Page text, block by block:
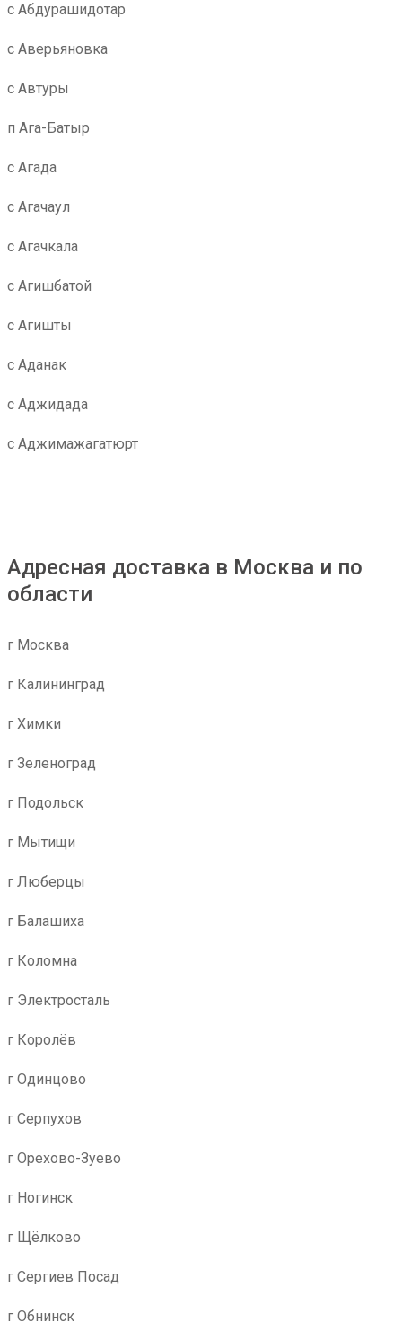
с Абдурашидотар
с Аверьяновка
с Автуры
п Ага-Батыр
с Агада
с Агачаул
с Агачкала
с Агишбатой
с Агишты
с Аданак
с Аджидада
с Аджимажагатюрт
Адресная доставка в Москва и по
области
г Москва
г Калининград
г Химки
г Зеленоград
г Подольск
г Мытищи
г Люберцы
г Балашиха
г Коломна
г Электросталь
г Королёв
г Одинцово
г Серпухов
г Орехово-Зуево
г Ногинск
г Щёлково
г Сергиев Посад
г Обнинск